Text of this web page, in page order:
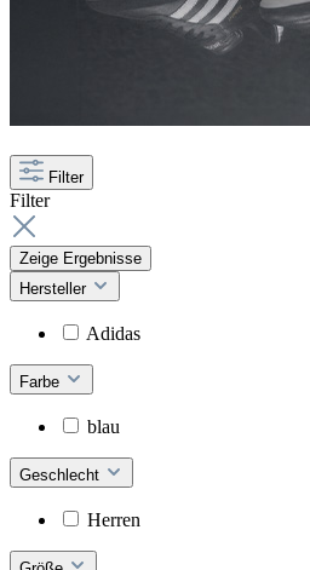
Filter
Filter
Zeige Ergebnisse
Hersteller
Adidas
Farbe
blau
Geschlecht
Herren